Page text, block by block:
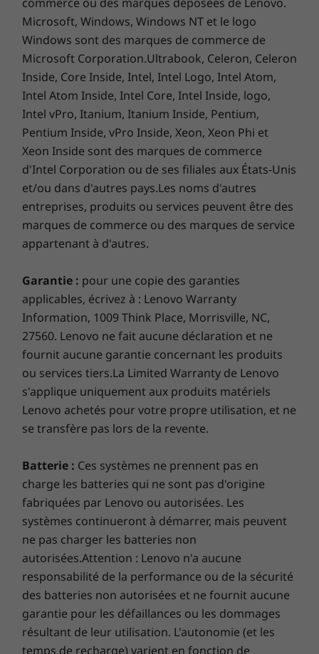
Vous garde connecté, où que vous soyez
d’épaisseur, ce format à double écran est
inférieur à 2 kg (4,4 lb). Il est activé pour le WiFi
6E pour un accès à Internet meilleur et plus
rapide en déplacement. Il dispose d’une variété
HDMI, pour les accessoires pour PC prêtes à
l’emploi. Et avec la batterie 70 Wh, vous pouvez
travailler toute la journée sans interruption,
même avec deux écrans en déplacement.
varieront et peuvent être inférieures à ce qui était attendu.
Clavier
Pavé tactile en verre rétroéclairé de
13 po
Logiciel préchargé
Lenovo Vantage
Microsoft Office 2019 (essai)
McAfee LiveSafe™ (essai)
Ce qui est dans la boîteCe qui est dans la boîte
ThinkBook Plus Gen 3 (17 po Intel)
Batterie interne de 70 Wh
rapide
Guide de démarrage rapide
Plus d'informations
Liste complète des spécifications pour les numéros de
pièces commençant par 21EL disponible ici
*Toutes les spécifications ne sont pas disponibles sur
Les spécifications peuvent varier selon la région/le modèle et la
disponibilité
Microsoft, Windows, Windows NT et le logo
Windows sont des marques de commerce de
Microsoft Corporation.Ultrabook, Celeron, Celeron
Inside, Core Inside, Intel, Intel Logo, Intel Atom,
Intel Atom Inside, Intel Core, Intel Inside, logo,
Intel vPro, Itanium, Itanium Inside, Pentium,
Pentium Inside, vPro Inside, Xeon, Xeon Phi et
Xeon Inside sont des marques de commerce
d'Intel Corporation ou de ses filiales aux États-Unis
et/ou dans d'autres pays.Les noms d'autres
entreprises, produits ou services peuvent être des
marques de commerce ou des marques de service
appartenant à d'autres.
Garantie : pour une copie des garanties
applicables, écrivez à : Lenovo Warranty
Information, 1009 Think Place, Morrisville, NC,
27560. Lenovo ne fait aucune déclaration et ne
fournit aucune garantie concernant les produits
ou services tiers.La Limited Warranty de Lenovo
s'applique uniquement aux produits matériels
Lenovo achetés pour votre propre utilisation, et ne
se transfère pas lors de la revente.
Batterie : Ces systèmes ne prennent pas en
charge les batteries qui ne sont pas d'origine
fabriquées par Lenovo ou autorisées. Les
systèmes continueront à démarrer, mais peuvent
ne pas charger les batteries non
autorisées.Attention : Lenovo n'a aucune
responsabilité de la performance ou de la sécurité
des batteries non autorisées et ne fournit aucune
garantie pour les défaillances ou les dommages
résultant de leur utilisation. L'autonomie (et les
temps de recharge) varient en fonction de